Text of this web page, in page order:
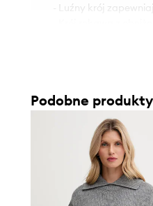
- Luźny krój
- Wymiary podane dla
Podobne produkty